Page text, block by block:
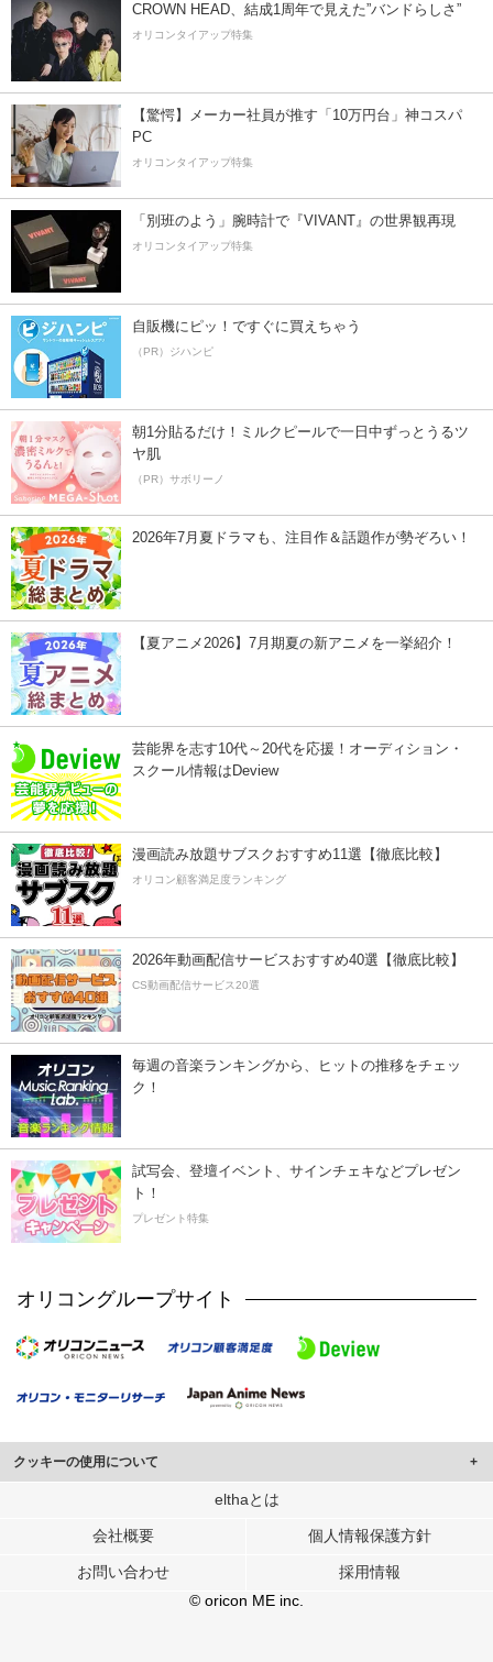
CROWN HEAD、結成1周年で見えた”バンドらしさ”
オリコンタイアップ特集
【驚愕】メーカー社員が推す「10万円台」神コスパ
PC
オリコンタイアップ特集
「別班のよう」腕時計で『VIVANT』の世界観再現
オリコンタイアップ特集
自販機にピッ！ですぐに買えちゃう
（PR）ジハンピ
朝1分貼るだけ！ミルクピールで一日中ずっとうるツ
ヤ肌
（PR）サボリーノ
2026年7月夏ドラマも、注目作＆話題作が勢ぞろい！
【夏アニメ2026】7月期夏の新アニメを一挙紹介！
芸能界を志す10代～20代を応援！オーディション・
スクール情報はDeview
漫画読み放題サブスクおすすめ11選【徹底比較】
オリコン顧客満足度ランキング
2026年動画配信サービスおすすめ40選【徹底比較】
CS動画配信サービス20選
毎週の音楽ランキングから、ヒットの推移をチェッ
ク！
試写会、登壇イベント、サインチェキなどプレゼン
ト！
プレゼント特集
オリコングループサイト
クッキーの使用について
このサイトでは Cookie を使用して、ユーザーに合わせたコンテンツや広告の
行っています。
メディアや広告配信、データ解析の各パートナーに提供しています。
各パートナーは、この情報とユーザーが各パートナーに提供した他の情報や、
ユーザーが各パートナーのサービスを使用したときに収集した他の情報を組み
elthaとは
会社概要 個人情報保護方針
お問い合わせ
採用情報
© oricon ME inc.